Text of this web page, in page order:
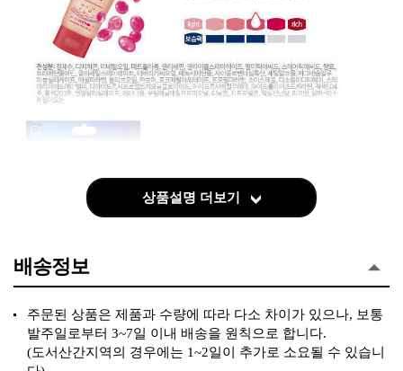
상품설명 더보기
배송정보
주문된 상품은 제품과 수량에 따라 다소 차이가 있으나, 보통
발주일로부터 3~7일 이내 배송을 원칙으로 합니다.
(도서산간지역의 경우에는 1~2일이 추가로 소요될 수 있습니